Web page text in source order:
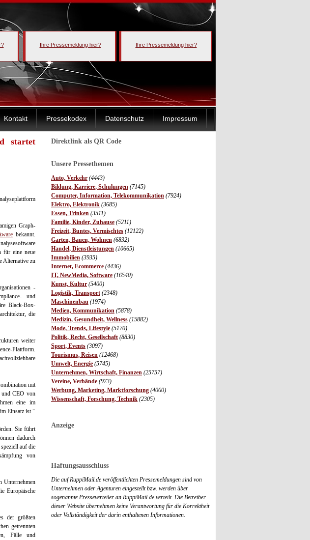
Ihre Pressemeldung hier? Ihre Pressemeldung hier?
Kontakt Pressekodex Datenschutz Impressum
Direktlink als QR Code
Unsere Pressethemen
Auto, Verkehr (4443)
Bildung, Karriere, Schulungen (7145)
Computer, Information, Telekommunikation (7924)
Elektro, Elektronik (3685)
Essen, Trinken (3511)
Familie, Kinder, Zuhause (5211)
Freizeit, Buntes, Vermischtes (12122)
Garten, Bauen, Wohnen (6832)
Handel, Dienstleistungen (10665)
Immobilien (3935)
Internet, Ecommerce (4436)
IT, NewMedia, Software (16540)
Kunst, Kultur (5400)
Logistik, Transport (2348)
Maschinenbau (1974)
Medien, Kommunikation (5878)
Medizin, Gesundheit, Wellness (15882)
Mode, Trends, Lifestyle (5170)
Politik, Recht, Gesellschaft (8830)
Sport, Events (3097)
Tourismus, Reisen (12468)
Umwelt, Energie (5745)
Unternehmen, Wirtschaft, Finanzen (25757)
Vereine, Verbände (973)
Werbung, Marketing, Marktforschung (4060)
Wissenschaft, Forschung, Technik (2305)
Anzeige
Haftungsausschluss
Die auf RuppiMail.de veröffentlichten Pressemeldungen sind von
Unternehmen oder Agenturen eingestellt bzw. werden über
sogenannte Presseverteiler an RuppiMail.de verteilt. Die Betreiber
dieser Website übernehmen keine Verantwortung für die Korrektheit
oder Vollständigkeit der darin enthaltenen Informationen.
startet
Graph-
bekannt.
für eine neue
Alternative zu
-
und
Black-Box-
die
weiter
Plattform.
mit
und CEO von
eine im
Einsatz ist."
Sie führt
dadurch
auf die
von
Unternehmen
Europäische
der größten
getrennten
Fälle und